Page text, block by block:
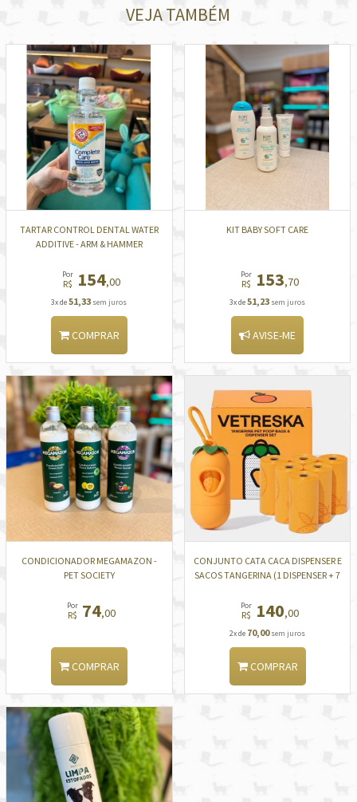
VEJA TAMBÉM
TARTAR CONTROL DENTAL WATER
ADDITIVE - ARM & HAMMER
Por
R$ 154,00
3x de51,33 sem juros
COMPRAR
KIT BABY SOFT CARE
Por
R$ 153,70
3x de51,23 sem juros
AVISE-ME
CONDICIONADOR MEGAMAZON -
PET SOCIETY
Por
R$ 74,00
COMPRAR
CONJUNTO CATA CACA DISPENSER E
SACOS TANGERINA (1 DISPENSER + 7
Por
R$ 140,00
2x de 70,00sem juros
COMPRAR